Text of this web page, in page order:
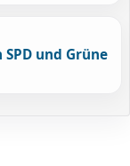
und Grüne